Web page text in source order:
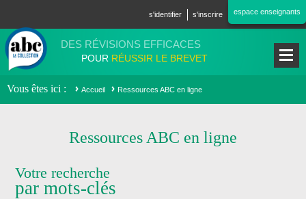
s'identifier s'inscrire espace enseignants
DES RÉVISIONS EFFICACES
POUR RÉUSSIR LE BREVET
Vous êtes ici Accueil Ressources ABC en ligne
Ressources ABC en ligne
Votre recherche
par mots-clés